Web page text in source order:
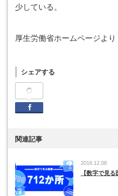
少している。
厚生労働省ホームページより
シェアする
関連記事
2016.12.08
【数字で見